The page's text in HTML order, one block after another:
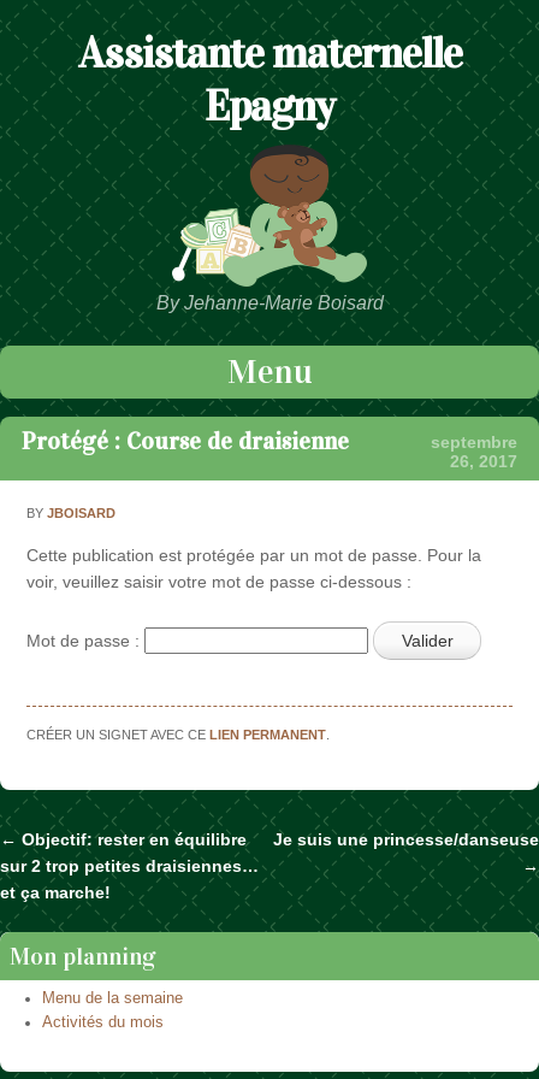
Assistante maternelle
Epagny
By Jehanne-Marie Boisard
Menu
Passer au contenu
Protégé : Course de draisienne
septembre
26, 2017
BYJBOISARD
Cette publication est protégée par un mot de passe. Pour la
voir, veuillez saisir votre mot de passe ci-dessous :
Mot de passe :
CRÉER UN SIGNET AVEC CELIEN PERMANENT
Naviguer dans les articles
←Objectif: rester en équilibre
sur 2 trop petites draisiennes…
et ça marche!
Je suis une princesse/danseuse
→
Mon planning
Menu de la semaine
Activités du mois